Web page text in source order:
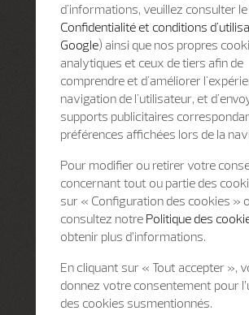
d'informations, veuillez consulter le
Confidentialité et conditions
Google) ainsi que nos propres
analytiques et ceux de tiers afin de
comprendre et d'améliorer
navigation de l'utilisateur, et
supports publicitaires
préférences affichées lors de la
Pour modifier ou retirer votre
concernant tout ou partie des
sur « Configuration des cookies »
consultez notre Politique des
obtenir plus d’informations.
En cliquant sur « Tout accepter »,
donnez votre consentement pour
des cookies susmentionnés.